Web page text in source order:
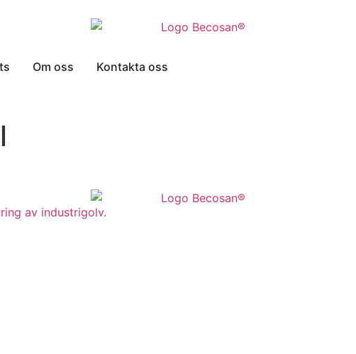
Om oss Kontakta oss
av industrigolv.